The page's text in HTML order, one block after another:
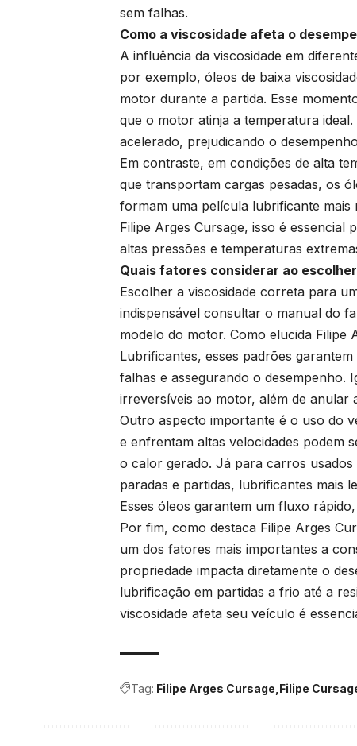
sem falhas.
Como a viscosidade afeta o
A influência da viscosidade em
por exemplo, óleos de baixa
motor durante a partida. Esse
que o motor atinja a temperatura
acelerado, prejudicando o
Em contraste, em condições de alta
que transportam cargas pesadas, os
formam uma película lubrificante
Filipe Arges Cursage, isso é essencial
altas pressões e temperaturas
Quais fatores considerar ao
Escolher a viscosidade correta para
indispensável consultar o manual do
modelo do motor. Como elucida Filipe
Lubrificantes, esses padrões
falhas e assegurando o desempenho.
irreversíveis ao motor, além de anular
Outro aspecto importante é o uso do
e enfrentam altas velocidades podem
o calor gerado. Já para carros
paradas e partidas, lubrificantes mais
Esses óleos garantem um fluxo
Por fim, como destaca Filipe Arges
um dos fatores mais importantes a
propriedade impacta diretamente o
lubrificação em partidas a frio até a
viscosidade afeta seu veículo é
Tag: Filipe Arges Cursage Filipe